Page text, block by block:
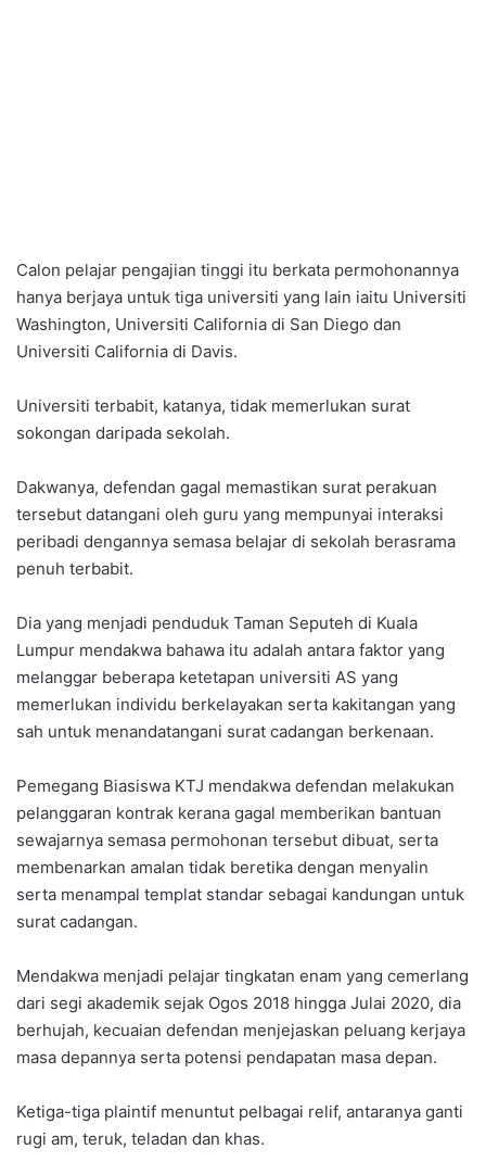
Calon pelajar pengajian tinggi itu berkata permohonannya
hanya berjaya untuk tiga universiti yang lain iaitu Universiti
Washington, Universiti California di San Diego dan
Universiti California di Davis.
Universiti terbabit, katanya, tidak memerlukan surat
sokongan daripada sekolah.
Dakwanya, defendan gagal memastikan surat perakuan
tersebut datangani oleh guru yang mempunyai interaksi
peribadi dengannya semasa belajar di sekolah berasrama
penuh terbabit.
Dia yang menjadi penduduk Taman Seputeh di Kuala
Lumpur mendakwa bahawa itu adalah antara faktor yang
melanggar beberapa ketetapan universiti AS yang
memerlukan individu berkelayakan serta kakitangan yang
sah untuk menandatangani surat cadangan berkenaan.
Pemegang Biasiswa KTJ mendakwa defendan melakukan
pelanggaran kontrak kerana gagal memberikan bantuan
sewajarnya semasa permohonan tersebut dibuat, serta
membenarkan amalan tidak beretika dengan menyalin
serta menampal templat standar sebagai kandungan untuk
surat cadangan.
Mendakwa menjadi pelajar tingkatan enam yang cemerlang
dari segi akademik sejak Ogos 2018 hingga Julai 2020, dia
berhujah, kecuaian defendan menjejaskan peluang kerjaya
masa depannya serta potensi pendapatan masa depan.
Ketiga-tiga plaintif menuntut pelbagai relif, antaranya ganti
rugi am, teruk, teladan dan khas.